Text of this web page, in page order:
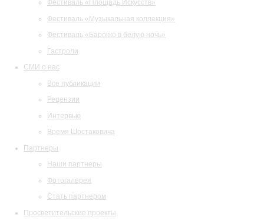
Фестиваль «Площадь Искусств»
Фестиваль «Музыкальная коллекция»
Фестиваль «Барокко в белую ночь»
Гастроли
СМИ о нас
Все публикации
Рецензии
Интервью
Время Шостаковича
Партнеры
Наши партнеры
Фотогалерея
Стать партнером
Просветительские проекты